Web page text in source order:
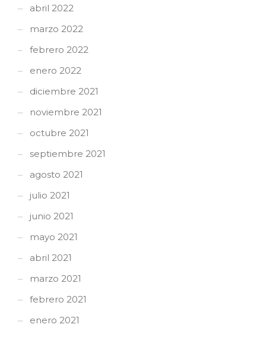
abril 2022
marzo 2022
febrero 2022
enero 2022
diciembre 2021
noviembre 2021
octubre 2021
septiembre 2021
agosto 2021
julio 2021
junio 2021
mayo 2021
abril 2021
marzo 2021
febrero 2021
enero 2021